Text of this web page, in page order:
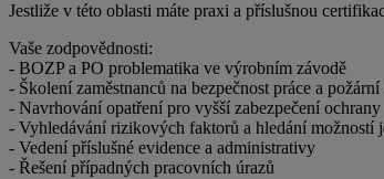
Jestliže v této oblasti máte praxi a příslušnou
Vaše zodpovědnosti:
- BOZP a PO problematika ve výrobním závodě
- Školení zaměstnanců na bezpečnost práce a požární
- Navrhování opatření pro vyšší zabezpečení
- Vyhledávání rizikových faktorů a hledání možností
- Vedení příslušné evidence a administrativy
- Řešení případných pracovních úrazů